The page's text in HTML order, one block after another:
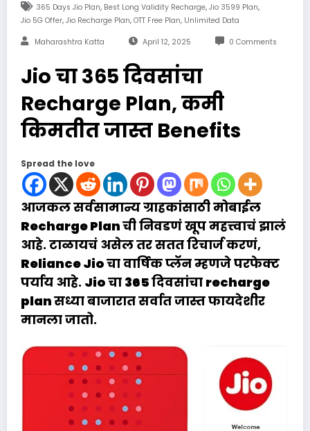
365 Days Jio Plan, Best Long Validity Recharge, Jio 3599 Plan,
Jio 5G Offer, Jio Recharge Plan, OTT Free Plan, Unlimited Data
Maharashtra Katta April 12, 2025 0 Comments
Jio चा 365 दिवसांचा
Recharge Plan, कमी
किमतीत जास्त Benefits
Spread the love
आजकल सर्वसामान्य ग्राहकांसाठी मोबाईल
Recharge Planची निवडणं खूप महत्त्वाचं झालं
आहे. टाळायचं असेल तर सतत रिचार्ज करणं,
Reliance Jioचा वार्षिक प्लॅन म्हणजे परफेक्ट
पर्याय आहे. Jioचा 365दिवसांचा recharge
planसध्या बाजारात सर्वात जास्त फायदेशीर
मानला जातो.